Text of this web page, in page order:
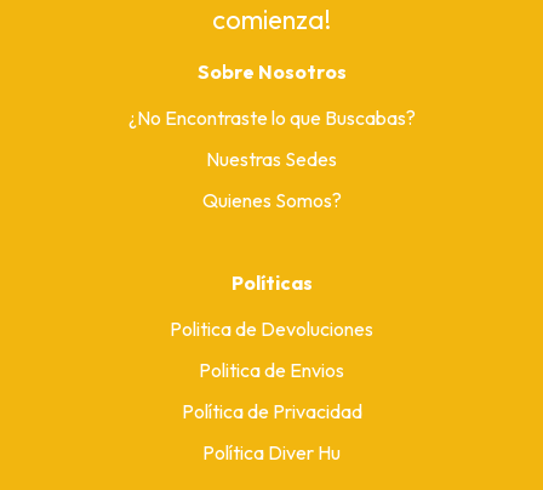
comienza!
Sobre Nosotros
¿No Encontraste lo que Buscabas?
Nuestras Sedes
Quienes Somos?
Políticas
Politica de Devoluciones
Politica de Envios
Política de Privacidad
Política Diver Hu